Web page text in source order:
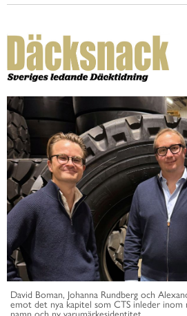
David Boman, Johanna Rundberg och
emot det nya kapitel som CTS inleder inom